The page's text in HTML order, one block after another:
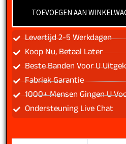
TOEVOEGEN AAN
Levertijd 2-5 Werkdagen
Koop Nu, Betaal Later
Beste Banden Voor U
Fabriek Garantie
1000+ Mensen Gingen U
Ondersteuning Live Chat